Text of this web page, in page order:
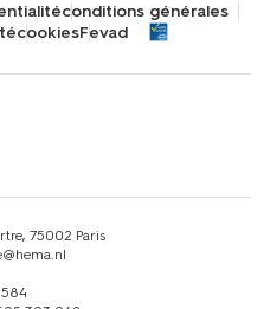
conditions générales
cookiesFevad
75002 Paris